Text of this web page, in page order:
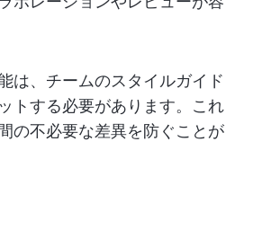
は、チームのスタイルガイド
トする必要があります。これ
の不必要な差異を防ぐことが